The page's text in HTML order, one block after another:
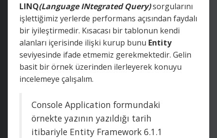
LINQ(Language INtegrated Query)sorgularını
işlettiğimiz yerlerde performans açısından faydalı
bir iyileştirmedir. Kısacası bir tablonun kendi
alanları içerisinde ilişki kurup bunu Entity
seviyesinde ifade etmemiz gerekmektedir. Gelin
basit bir örnek üzerinden ilerleyerek konuyu
incelemeye çalışalım.
Console Application formundaki
örnekte yazının yazıldığı tarih
itibariyle Entity Framework 6.1.1